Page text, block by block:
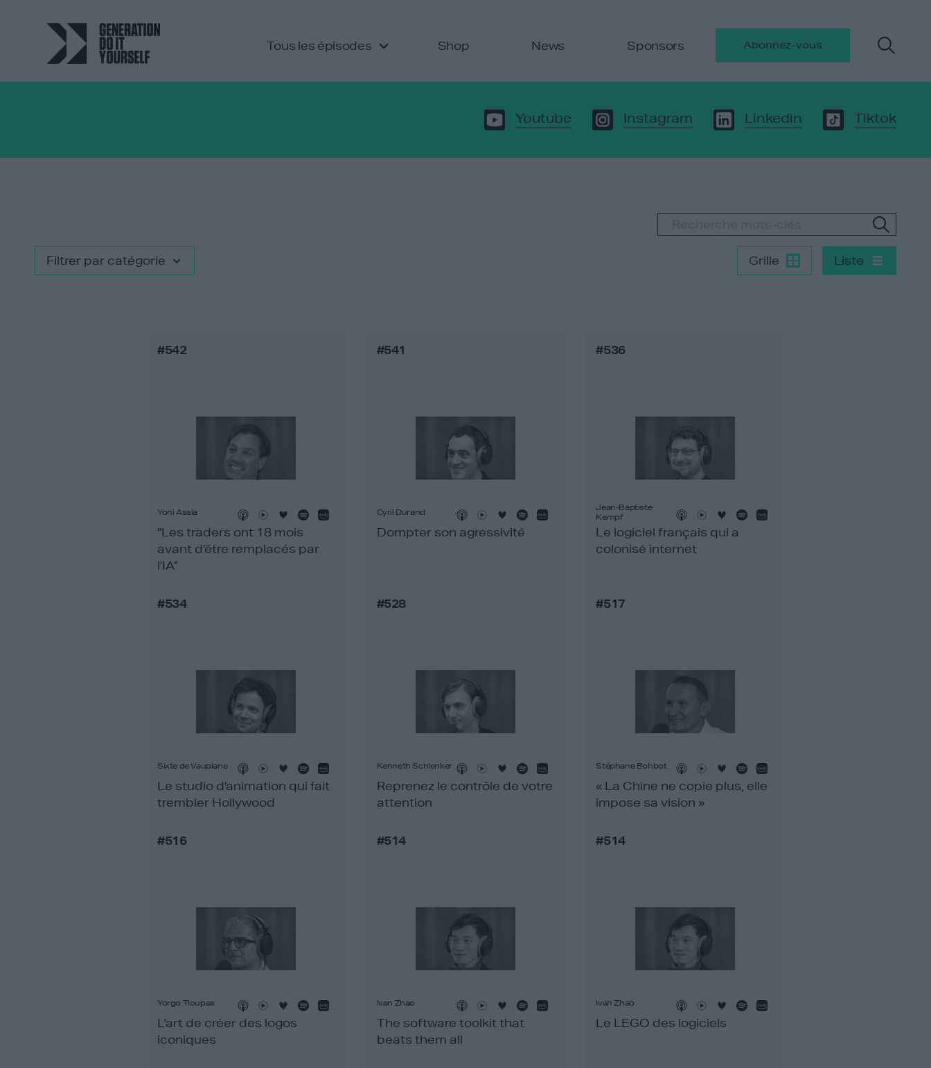
Tous les épisodes Shop News Sponsors Abonnez-vous
Youtube Instagram Linkedin Tiktok
Filtrer par catégorie Grille Liste
#542
Yoni Assia
“Les traders ont 18 mois
avant d’être remplacés par
l’IA”
#541
Cyril Durand
Dompter son agressivité
#536
Jean-Baptiste
Kempf
Le logiciel français qui a
colonisé internet
#534
Sixte de Vauplane
Le studio d’animation qui fait
trembler Hollywood
#528
Kenneth Schlenker
Reprenez le contrôle de votre
attention
#517
Stéphane Bohbot
« La Chine ne copie plus, elle
impose sa vision »
#516
Yorgo Tloupas
L’art de créer des logos
iconiques
#514
Ivan Zhao
The software toolkit that
beats them all
#514
Ivan Zhao
Le LEGO des logiciels